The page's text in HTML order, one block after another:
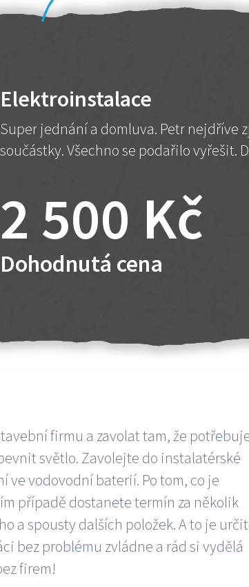
Elektroinstalace
Super jednání a domluva. Petr nejdříve
součástky. Všechno se podařilo vyřešit.
2 500 Kč
Dohodnutá cena
firmu a zavolat tam, že
světlo. Zavolejte do instalatérské
vodovodní baterií. Po tom, co je
případě dostanete termín za několik
a spousty dalších položek. A to je
bez problému zvládne a rád si vydělá
firem!